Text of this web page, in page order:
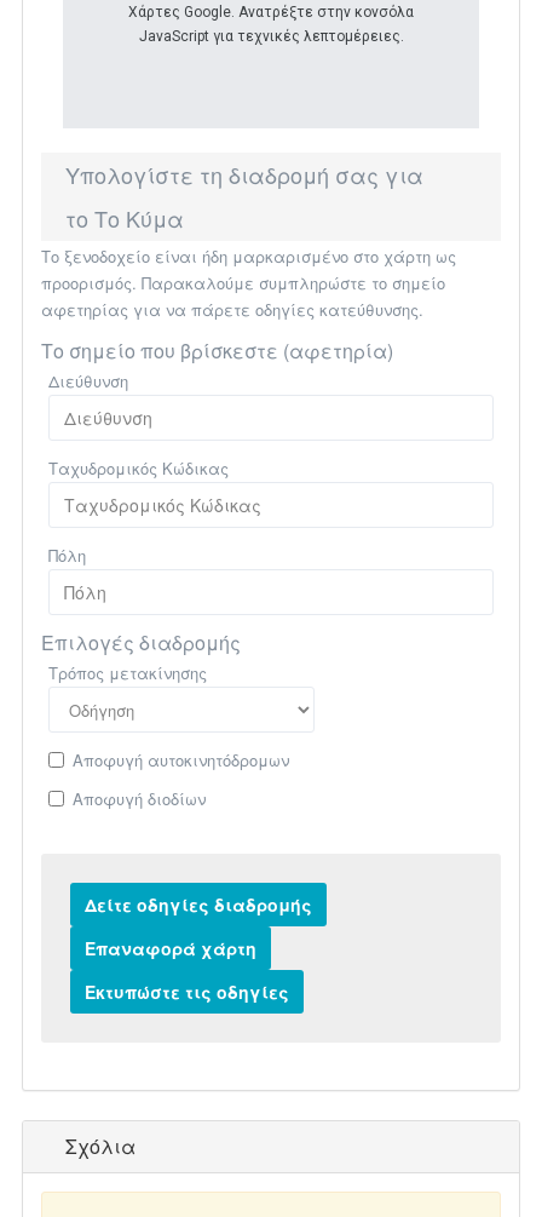
Χάρτες Google. Ανατρέξτε στην κονσόλα
JavaScript για τεχνικές λεπτομέρειες.
Υπολογίστε τη διαδρομή σας για
το Το Κύμα
Το ξενοδοχείο είναι ήδη μαρκαρισμένο στο χάρτη ως
προορισμός. Παρακαλούμε συμπληρώστε το σημείο
αφετηρίας για να πάρετε οδηγίες κατεύθυνσης.
Το σημείο που βρίσκεστε (αφετηρία)
Διεύθυνση
Ταχυδρομικός Κώδικας
Πόλη
Επιλογές διαδρομής
Τρόπος μετακίνησης
Αποφυγή αυτοκινητόδρομων
Αποφυγή διοδίων
Σχόλια